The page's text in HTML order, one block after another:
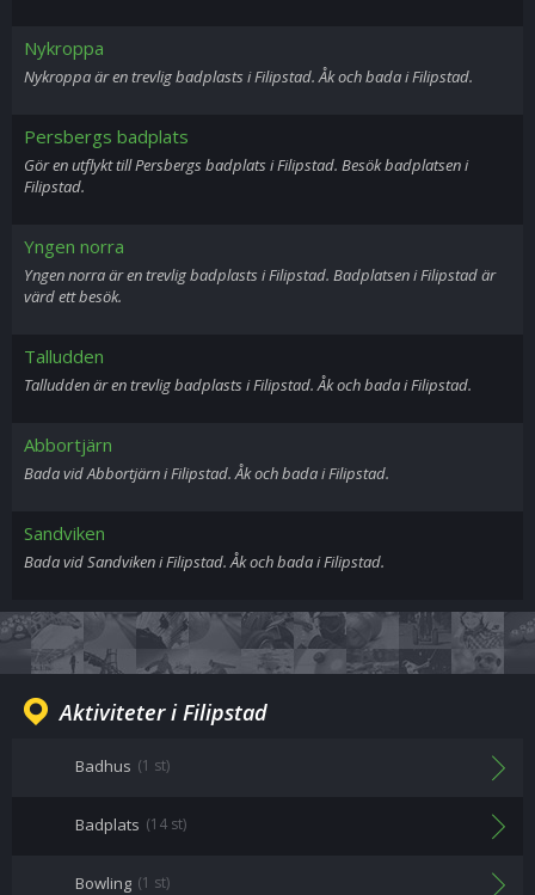
Nykroppa
Nykroppa är en trevlig badplasts i Filipstad. Åk och bada i Filipstad.
Persbergs badplats
Gör en utflykt till Persbergs badplats i Filipstad. Besök badplatsen i
Filipstad.
Yngen norra
Yngen norra är en trevlig badplasts i Filipstad. Badplatsen i Filipstad är
värd ett besök.
Talludden
Talludden är en trevlig badplasts i Filipstad. Åk och bada i Filipstad.
Abbortjärn
Bada vid Abbortjärn i Filipstad. Åk och bada i Filipstad.
Sandviken
Bada vid Sandviken i Filipstad. Åk och bada i Filipstad.
Aktiviteter i Filipstad
Badhus (1 st)
Badplats (14 st)
Bowling (1 st)